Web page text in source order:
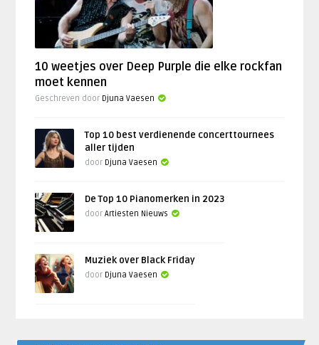
10 weetjes over Deep Purple die elke rockfan
moet kennen
Geschreven door Djuna Vaesen
Top 10 best verdienende concerttournees
aller tijden
door Djuna Vaesen
De Top 10 Pianomerken in 2023
doorArtiesten Nieuws
Muziek over Black Friday
door Djuna Vaesen